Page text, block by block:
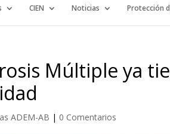
CIEN Noticias Protección
Múltiple ya
ADEM-AB | 0 Comentarios